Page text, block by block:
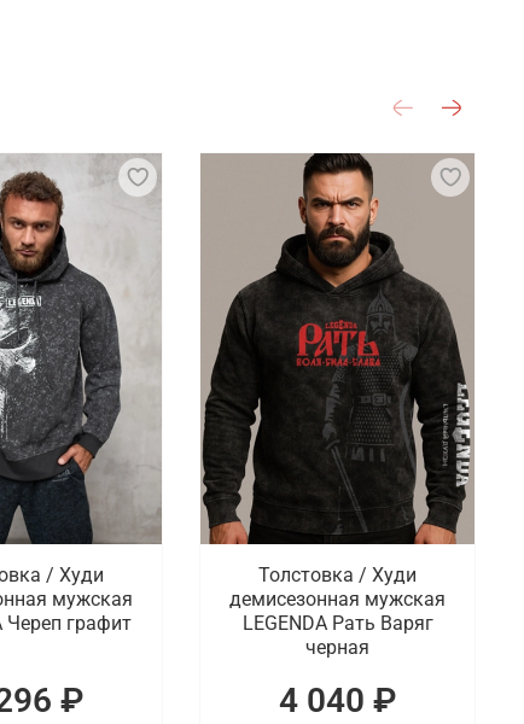
/ Худи
мужская
Череп графит
₽
Толстовка / Худи
демисезонная мужская
LEGENDA Рать Варяг
черная
4 040 ₽